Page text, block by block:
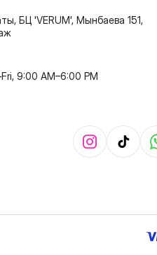
БЦ 'VERUM', Мынбаева 151,
9:00 AM–6:00 PM